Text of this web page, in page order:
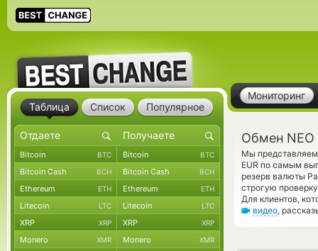
Мониторинг
Обмен NEO
Мы представляем
EUR по самым
резерв валюты
строгую
Для клиентов,
видео,
Таблица Список Популярное
Bitcoin BTC Bitcoin BTC
Bitcoin Cash BCH Bitcoin Cash BCH
Ethereum ETH Ethereum ETH
Litecoin LTC Litecoin LTC
XRP XRP XRP XRP
Monero XMR Monero XMR